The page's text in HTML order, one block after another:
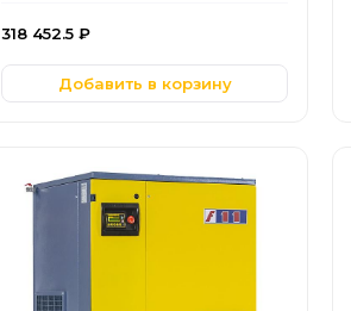
318 452.5 ₽
Добавить в корзину